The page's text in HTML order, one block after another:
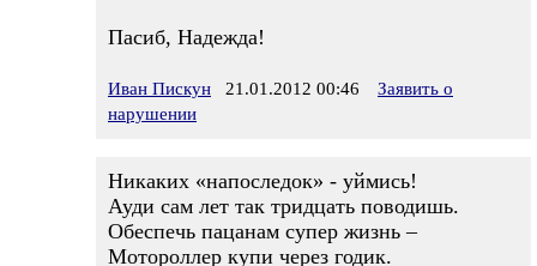
Пасиб, Надежда!
Иван Пискун 21.01.2012 00:46
Заявить о
нарушении
Никаких «напоследок» - уймись!
Ауди сам лет так тридцать поводишь.
Обеспечь пацанам супер жизнь –
Мотороллер купи через годик.